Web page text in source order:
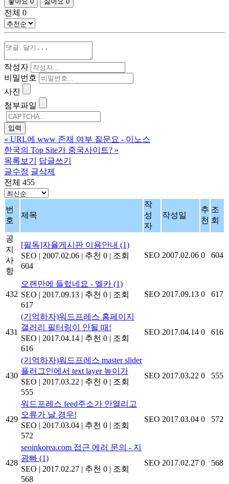
전체 0
작성자
비밀번호
사진
첨부파일
« URL에 www 존재 여부 질문요 - 이노스
한국의 Top Site가 중국사이트? »
목록보기
답글쓰기
글수정 글삭제
전체 455
번
호
제목
작
성
자
작성일
추
천
조
회
공
지
사
항
[필독]자율게시판 이용안내 (1)
SEO | 2007.02.06 | 추천 0 | 조회
604
SEO 2007.02.06 0 604
432
오랜만에 들렀네요 - 엘카 (1)
SEO | 2017.09.13 | 추천 0 | 조회
617
SEO 2017.09.13 0 617
431
(기억하자)워드프레스 홈페이지
갤러리 필터링이 안될 때!
SEO | 2017.04.14 | 추천 0 | 조회
616
SEO 2017.04.14 0 616
430
(기억하자)워드프레스 master slider
플러그인에서 text layer 높이가
SEO | 2017.03.22 | 추천 0 | 조회
555
SEO 2017.03.22 0 555
429
워드프레스 feed주소가 안열리고
오류가 날 경우!
SEO | 2017.03.04 | 추천 0 | 조회
572
SEO 2017.03.04 0 572
428
seoinkorea.com 접근 에러 문의 - 지
광빠 (1)
SEO | 2017.02.27 | 추천 0 | 조회
568
SEO 2017.02.27 0 568